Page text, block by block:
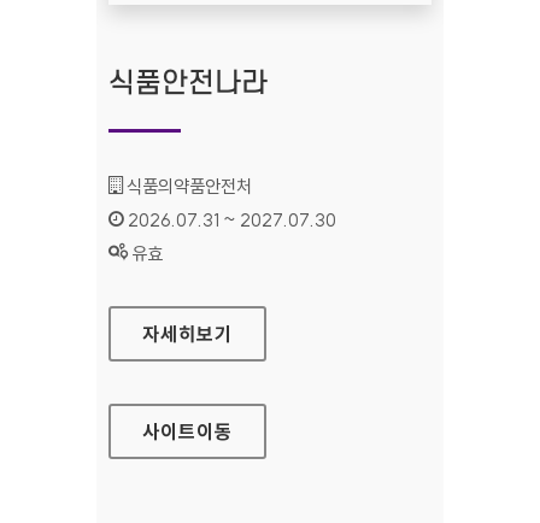
식품안전나라
기관명 :
식품의약품안전처
인증기간 :
2026.07.31 ~ 2027.07.30
상태 :
유효
식품안전나라
자세히보기
사이트이동